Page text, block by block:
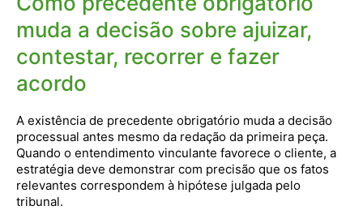
muda a decisão sobre ajuizar,
contestar, recorrer e fazer
acordo
A existência de precedente obrigatório muda a decisão
processual antes mesmo da redação da primeira peça.
Quando o entendimento vinculante favorece o cliente, a
estratégia deve demonstrar com precisão que os fatos
relevantes correspondem à hipótese julgada pelo
tribunal.